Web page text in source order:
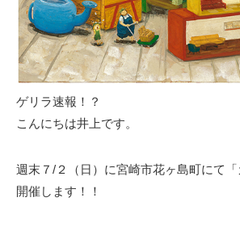
ゲリラ速報！？
こんにちは井上です。
週末７/２（日）に宮崎市花ヶ島町にて「
開催します！！